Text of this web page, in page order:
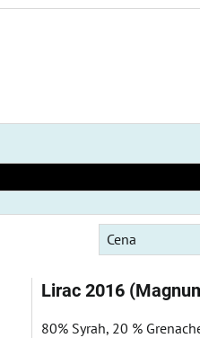
Cena
Lirac 2016
80% Syrah, 20 %